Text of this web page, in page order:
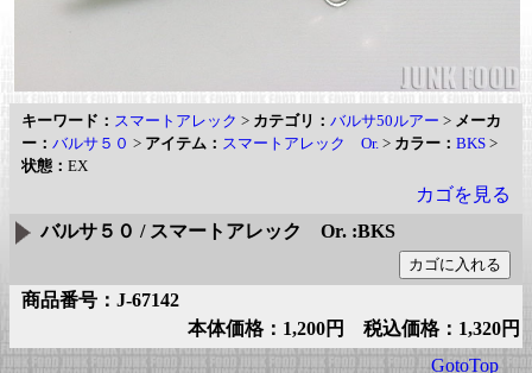
キーワード： スマートアレック > カテゴリ： バルサ50ルアー > メーカ
ー： バルサ５０ > アイテム： スマートアレック Or. > カラー： BKS >
状態： EX
カゴを見る
バルサ５０ / スマートアレック Or. :BKS
商品番号：J-67142
本体価格：1,200円 税込価格：1,320円
GotoTop